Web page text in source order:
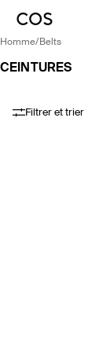
homme/ belts
CEINTURES
Filtrer et trier